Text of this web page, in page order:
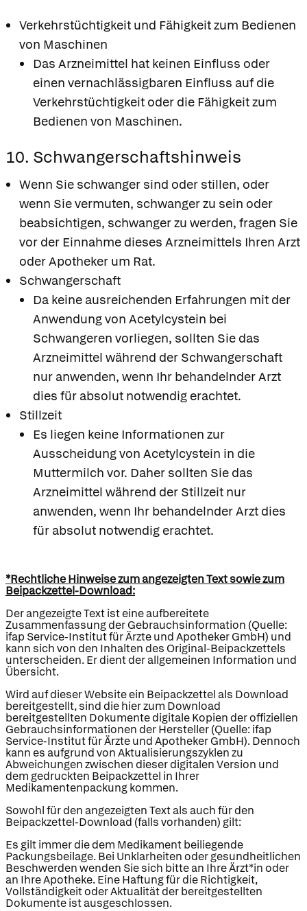
Verkehrstüchtigkeit und Fähigkeit zum Bedienen
von Maschinen
Das Arzneimittel hat keinen Einfluss oder
einen vernachlässigbaren Einfluss auf die
Verkehrstüchtigkeit oder die Fähigkeit zum
Bedienen von Maschinen.
10. Schwangerschaftshinweis
Wenn Sie schwanger sind oder stillen, oder
wenn Sie vermuten, schwanger zu sein oder
beabsichtigen, schwanger zu werden, fragen Sie
vor der Einnahme dieses Arzneimittels Ihren Arzt
oder Apotheker um Rat.
Schwangerschaft
Da keine ausreichenden Erfahrungen mit der
Anwendung von Acetylcystein bei
Schwangeren vorliegen, sollten Sie das
Arzneimittel während der Schwangerschaft
nur anwenden, wenn Ihr behandelnder Arzt
dies für absolut notwendig erachtet.
Stillzeit
Es liegen keine Informationen zur
Ausscheidung von Acetylcystein in die
Muttermilch vor. Daher sollten Sie das
Arzneimittel während der Stillzeit nur
anwenden, wenn Ihr behandelnder Arzt dies
für absolut notwendig erachtet.
*Rechtliche Hinweise zum angezeigten Text sowie zum
Beipackzettel-Download:
Der angezeigte Text ist eine aufbereitete
Zusammenfassung der Gebrauchsinformation (Quelle:
ifap Service-Institut für Ärzte und Apotheker GmbH) und
kann sich von den Inhalten des Original-Beipackzettels
unterscheiden. Er dient der allgemeinen Information und
Übersicht.
Wird auf dieser Website ein Beipackzettel als Download
bereitgestellt, sind die hier zum Download
bereitgestellten Dokumente digitale Kopien der offiziellen
Gebrauchsinformationen der Hersteller (Quelle: ifap
Service-Institut für Ärzte und Apotheker GmbH). Dennoch
kann es aufgrund von Aktualisierungszyklen zu
Abweichungen zwischen dieser digitalen Version und
dem gedruckten Beipackzettel in Ihrer
Medikamentenpackung kommen.
Sowohl für den angezeigten Text als auch für den
Beipackzettel-Download (falls vorhanden) gilt:
Es gilt immer die dem Medikament beiliegende
Packungsbeilage. Bei Unklarheiten oder gesundheitlichen
Beschwerden wenden Sie sich bitte an Ihre Ärzt*in oder
an Ihre Apotheke. Eine Haftung für die Richtigkeit,
Vollständigkeit oder Aktualität der bereitgestellten
Dokumente ist ausgeschlossen.